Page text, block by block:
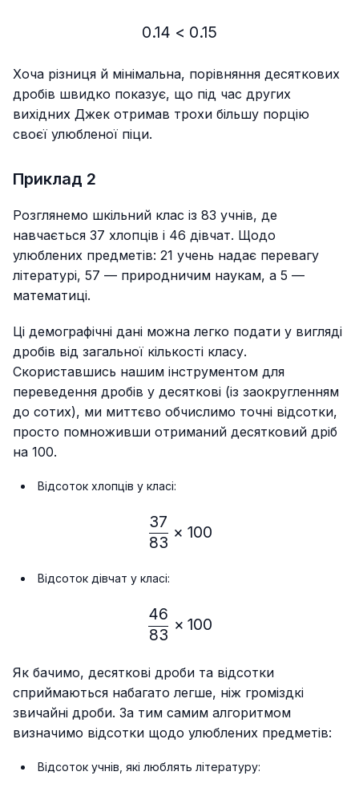
0.14 < 0.15
0.14 < 0.15
Хоча різниця й мінімальна, порівняння десяткових
дробів швидко показує, що під час других
вихідних Джек отримав трохи більшу порцію
своєї улюбленої піци.
Приклад 2
Розглянемо шкільний клас із 83 учнів, де
навчається 37 хлопців і 46 дівчат. Щодо
улюблених предметів: 21 учень надає перевагу
літературі, 57 — природничим наукам, а 5 —
математиці.
Ці демографічні дані можна легко подати у вигляді
дробів від загальної кількості класу.
Скориставшись нашим інструментом для
переведення дробів у десяткові (із заокругленням
до сотих), ми миттєво обчислимо точні відсотки,
просто помноживши отриманий десятковий дріб
на 100.
Відсоток хлопців у класі:
\frac{37}{83} × 100%≈
83
37
× 100
Відсоток дівчат у класі:
\frac{46}{83} × 100% ≈
83
46
× 100
Як бачимо, десяткові дроби та відсотки
сприймаються набагато легше, ніж громіздкі
звичайні дроби. За тим самим алгоритмом
визначимо відсотки щодо улюблених предметів:
Відсоток учнів, які люблять літературу: